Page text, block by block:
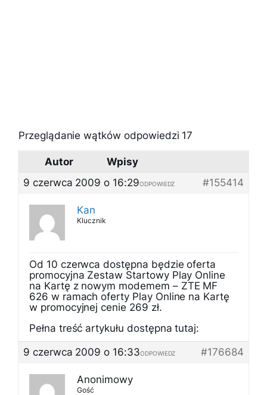
Przeglądanie wątków odpowiedzi 17
Autor
Wpisy
9 czerwca 2009 o 16:29
#155414
ODPOWIEDZ
Kan
Klucznik
Od 10 czerwca dostępna będzie oferta
promocyjna Zestaw Startowy Play Online
na Kartę z nowym modemem – ZTE MF
626 w ramach oferty Play Online na Kartę
w promocyjnej cenie 269 zł.
Pełna treść artykułu dostępna tutaj:
9 czerwca 2009 o 16:33
#176684
ODPOWIEDZ
Anonimowy
Gość